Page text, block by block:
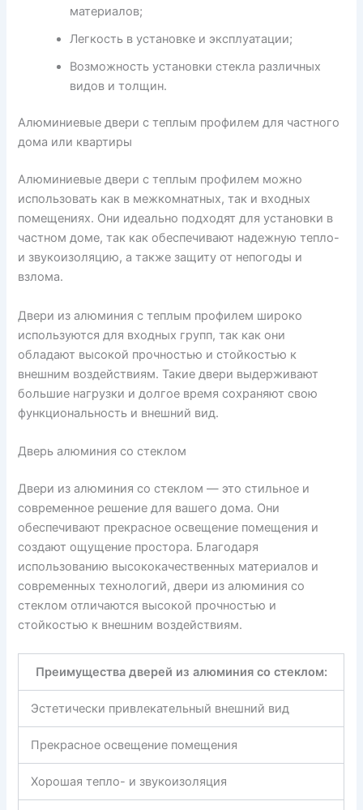
материалов;
Легкость в установке и эксплуатации;
Возможность установки стекла различных
видов и толщин.
Алюминиевые двери с теплым профилем для частного
дома или квартиры
Алюминиевые двери с теплым профилем можно
использовать как в межкомнатных, так и входных
помещениях. Они идеально подходят для установки в
частном доме, так как обеспечивают надежную тепло-
и звукоизоляцию, а также защиту от непогоды и
взлома.
Двери из алюминия с теплым профилем широко
используются для входных групп, так как они
обладают высокой прочностью и стойкостью к
внешним воздействиям. Такие двери выдерживают
большие нагрузки и долгое время сохраняют свою
функциональность и внешний вид.
Дверь алюминия со стеклом
Двери из алюминия со стеклом — это стильное и
современное решение для вашего дома. Они
обеспечивают прекрасное освещение помещения и
создают ощущение простора. Благодаря
использованию высококачественных материалов и
современных технологий, двери из алюминия со
стеклом отличаются высокой прочностью и
стойкостью к внешним воздействиям.
Преимущества дверей из алюминия со стеклом:
Эстетически привлекательный внешний вид
Прекрасное освещение помещения
Хорошая тепло- и звукоизоляция